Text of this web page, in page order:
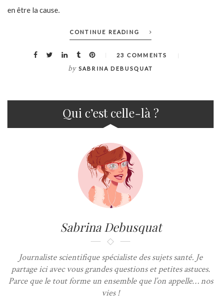
en être la cause.
CONTINUE READING
23 COMMENTS
by SABRINA DEBUSQUAT
Qui c’est celle-là ?
Sabrina Debusquat
Journaliste scientifique spécialiste des sujets santé. Je
partage ici avec vous grandes questions et petites astuces.
Parce que le tout forme un ensemble que l’on appelle… nos
vies !